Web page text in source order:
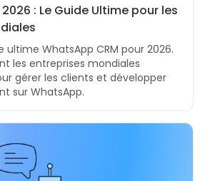
: Le Guide Ultime pour les
ultime WhatsApp CRM pour 2026.
les entreprises mondiales
gérer les clients et développer
sur WhatsApp.